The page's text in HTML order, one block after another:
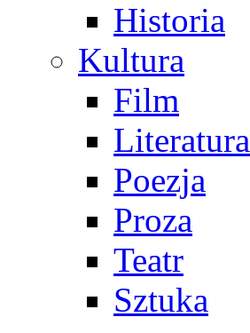
Historia
Kultura
Film
Literatura
Poezja
Proza
Teatr
Sztuka